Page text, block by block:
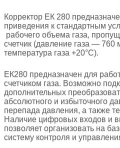
Корректор ЕК 280
приведения к стандартным
рабочего объема газа,
счетчик (давление газа — 760
температура газа +20°С).
ЕК280 предназначен для
счетчиком газа. Возможно
дополнительных
абсолютного и избыточного
перепада давления, а также
Наличие цифровых входов и
позволяет организовать на
систему контроля и